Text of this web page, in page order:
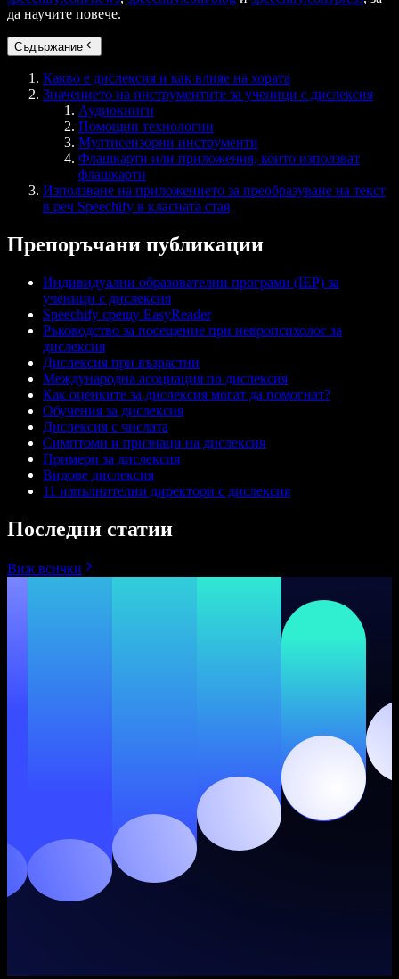
да научите повече.
Съдържание
Какво е дислексия и как влияе на хората
Значението на инструментите за ученици с дислексия
Аудиокниги
Помощни технологии
Мултисензорни инструменти
Флашкарти или приложения, които използват
флашкарти
Използване на приложението за преобразуване на текст
в реч Speechify в класната стая
Препоръчани публикации
Индивидуални образователни програми (IEP) за
ученици с дислексия
Speechify срещу EasyReader
Ръководство за посещение при невропсихолог за
дислексия
Дислексия при възрастни
Международна асоциация по дислексия
Как оценките за дислексия могат да помогнат?
Обучения за дислексия
Дислексия с числата
Симптоми и признаци на дислексия
Примери за дислексия
Видове дислексия
11 изпълнителни директори с дислексия
Последни статии
Виж всички